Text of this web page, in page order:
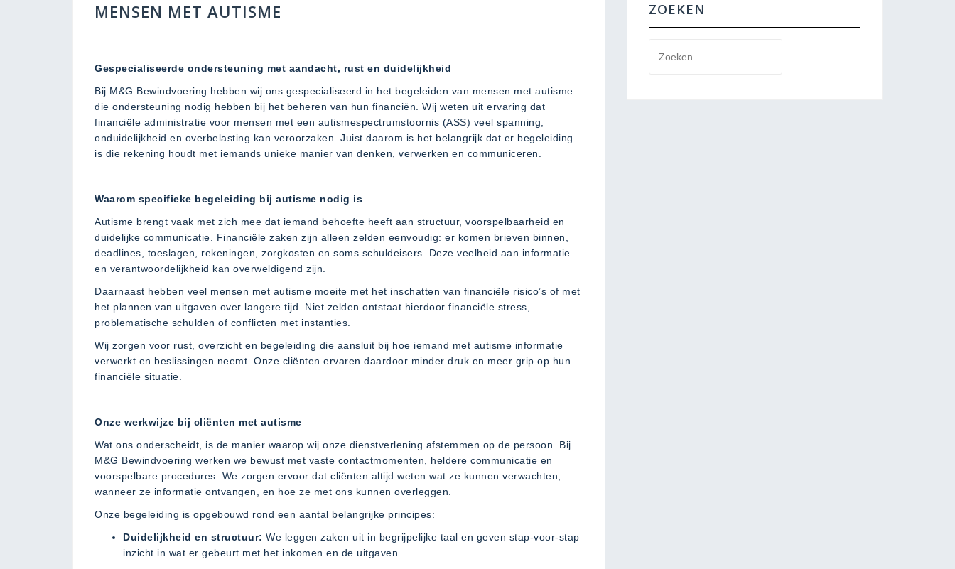
MENSEN MET AUTISME
Gespecialiseerde ondersteuning met aandacht, rust en duidelijkheid
Bij M&G Bewindvoering hebben wij ons gespecialiseerd in het begeleiden van mensen met autisme
die ondersteuning nodig hebben bij het beheren van hun financiën. Wij weten uit ervaring dat
financiële administratie voor mensen met een autismespectrumstoornis (ASS) veel spanning,
onduidelijkheid en overbelasting kan veroorzaken. Juist daarom is het belangrijk dat er begeleiding
is die rekening houdt met iemands unieke manier van denken, verwerken en communiceren.
Waarom specifieke begeleiding bij autisme nodig is
Autisme brengt vaak met zich mee dat iemand behoefte heeft aan structuur, voorspelbaarheid en
duidelijke communicatie. Financiële zaken zijn alleen zelden eenvoudig: er komen brieven binnen,
deadlines, toeslagen, rekeningen, zorgkosten en soms schuldeisers. Deze veelheid aan informatie
en verantwoordelijkheid kan overweldigend zijn.
Daarnaast hebben veel mensen met autisme moeite met het inschatten van financiële risico’s of met
het plannen van uitgaven over langere tijd. Niet zelden ontstaat hierdoor financiële stress,
problematische schulden of conflicten met instanties.
Wij zorgen voor rust, overzicht en begeleiding die aansluit bij hoe iemand met autisme informatie
verwerkt en beslissingen neemt. Onze cliënten ervaren daardoor minder druk en meer grip op hun
financiële situatie.
Onze werkwijze bij cliënten met autisme
Wat ons onderscheidt, is de manier waarop wij onze dienstverlening afstemmen op de persoon. Bij
M&G Bewindvoering werken we bewust met vaste contactmomenten, heldere communicatie en
voorspelbare procedures. We zorgen ervoor dat cliënten altijd weten wat ze kunnen verwachten,
wanneer ze informatie ontvangen, en hoe ze met ons kunnen overleggen.
Onze begeleiding is opgebouwd rond een aantal belangrijke principes:
Duidelijkheid en structuur: We leggen zaken uit in begrijpelijke taal en geven stap-voor-stap
inzicht in wat er gebeurt met het inkomen en de uitgaven.
ZOEKEN
naar: